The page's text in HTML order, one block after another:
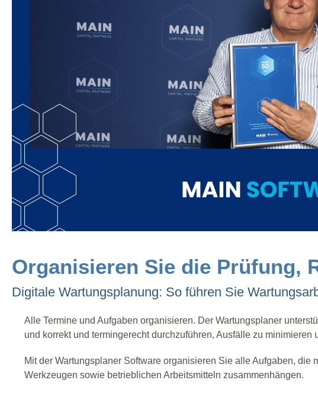
Organisieren Sie die Prüfung,
Digitale Wartungsplanung: So führen Sie
Alle Termine und Aufgaben organisieren. Der Wartungsplaner
und korrekt und termingerecht durchzuführen, Ausfälle zu minimieren
Mit der Wartungsplaner Software organisieren Sie alle Aufgaben, die
Werkzeugen sowie betrieblichen Arbeitsmitteln zusammenhängen.